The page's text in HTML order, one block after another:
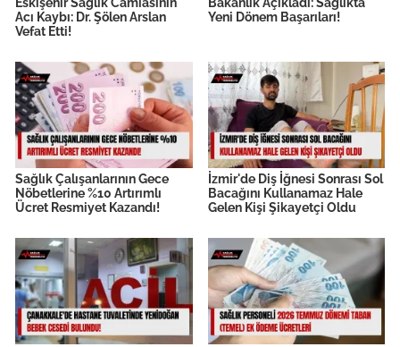
Eskişehir Sağlık Camiasının
Acı Kaybı: Dr. Şölen Arslan
Vefat Etti!
Bakanlık Açıkladı: Sağlıkta
Yeni Dönem Başarıları!
Sağlık Çalışanlarının Gece
Nöbetlerine %10 Artırımlı
Ücret Resmiyet Kazandı!
İzmir'de Diş İğnesi Sonrası Sol
Bacağını Kullanamaz Hale
Gelen Kişi Şikayetçi Oldu